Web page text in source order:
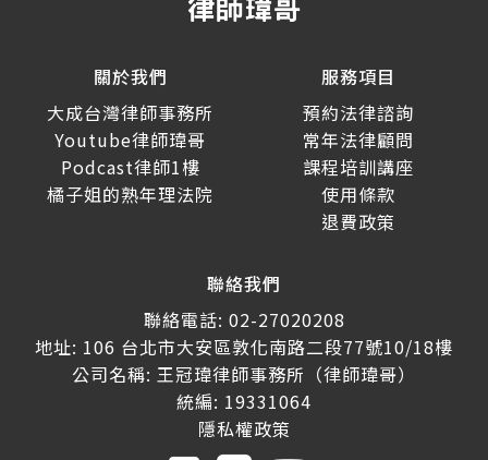
關於我們
大成台灣律師事務所
Youtube律師瑋哥
Podcast律師1樓
橘子姐的熟年理法院
服務項目
預約法律諮詢
常年法律顧問
課程培訓講座
使用條款
退費政策
聯絡我們
聯絡電話: 02-27020208
地址: 106 台北市大安區敦化南路二段77號10/18樓
公司名稱: 王冠瑋律師事務所（律師瑋哥）
統編: 19331064
隱私權政策